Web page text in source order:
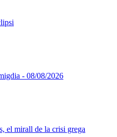
- 08/08/2026
el mirall de la crisi grega